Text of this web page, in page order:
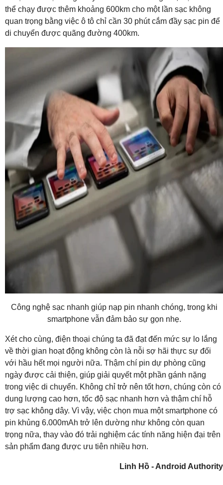
thể chạy được thêm khoảng 600km cho một lần sạc không
quan trọng bằng việc ô tô chỉ cần 30 phút cắm đầy sạc pin để
di chuyển được quãng đường 400km.
Công nghệ sạc nhanh giúp nạp pin nhanh chóng, trong khi
smartphone vẫn đảm bảo sự gọn nhẹ.
Xét cho cùng, điện thoại chúng ta đã đạt đến mức sự lo lắng
về thời gian hoạt động không còn là nỗi sợ hãi thực sự đối
với hầu hết mọi người nữa. Thậm chí pin dự phòng cũng
ngày được cải thiện, giúp giải quyết một phần gánh nặng
trong việc di chuyển. Không chỉ trở nên tốt hơn, chúng còn có
dung lượng cao hơn, tốc độ sạc nhanh hơn và thậm chí hỗ
trợ sạc không dây. Vì vậy, việc chọn mua một smartphone có
pin khủng 6.000mAh trở lên dường như không còn quan
trọng nữa, thay vào đó trải nghiệm các tính năng hiện đại trên
sản phẩm đang được ưu tiên nhiều hơn.
Linh Hồ - Android Authority